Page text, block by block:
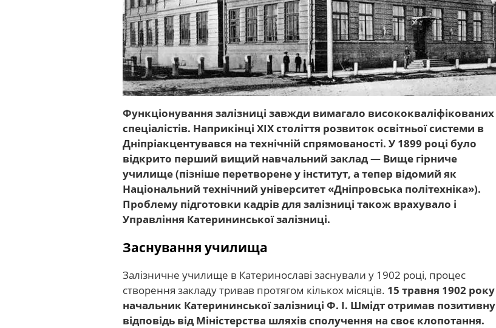
Функціонування залізниці завжди вимагало висококваліфікованих
спеціалістів. Наприкінці XIX століття розвиток освітньої системи в
Дніпріакцентувався на технічній спрямованості. У 1899 році було
відкрито перший вищий навчальний заклад — Вище гірниче
училище (пізніше перетворене у інститут, а тепер відомий як
Національний технічний університет «Дніпровська політехніка»).
Проблему підготовки кадрів для залізниці також врахувало і
Управління Катерининської залізниці.
Заснування училища
Залізничне училище в Катеринославі заснували у 1902 році, процес
створення закладу тривав протягом кількох місяців. 15 травня 1902 року
начальник Катерининської залізниці Ф. І. Шмідт отримав позитивну
відповідь від Міністерства шляхів сполучення на своє клопотання.